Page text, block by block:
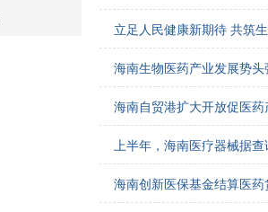
登记信息
会费制度
协会章程
立足人民健康新期待 共筑
海南生物医药产业发展势
海南自贸港扩大开放促医
上半年，海南医疗器械据
海南创新医保基金结算医